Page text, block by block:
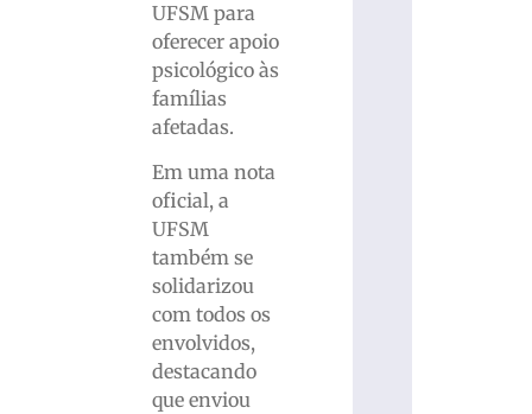
UFSM para
oferecer apoio
psicológico às
famílias
afetadas.
Em uma nota
oficial, a
UFSM
também se
solidarizou
com todos os
envolvidos,
destacando
que enviou